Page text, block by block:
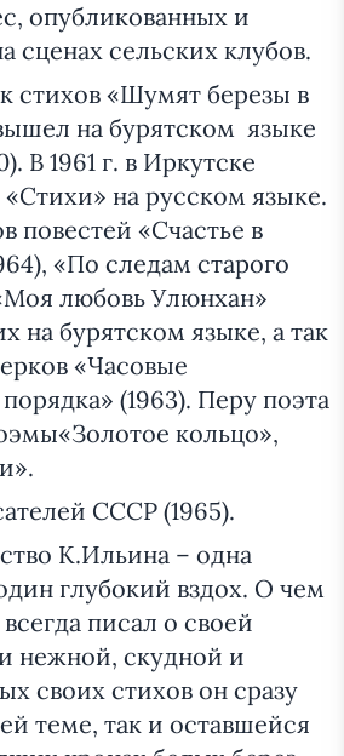
опубликованных и
сценах сельских клубов.
стихов «Шумят березы в
на бурятском языке
В 1961 г. в Иркутске
на русском языке.
повестей «Счастье в
«По следам старого
любовь Улюнхан»
на бурятском языке, а так
«Часовые
(1963). Перу поэта
кольцо»,
СССР (1965).
К.Ильина – одна
глубокий вздох. О чем
писал о своей
нежной, скудной и
своих стихов он сразу
теме, так и оставшейся